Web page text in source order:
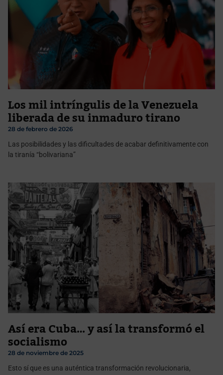
Los mil intríngulis de la Venezuela
liberada de su inmaduro tirano
28 de febrero de 2026
Las posibilidades y las dificultades de acabar definitivamente con
la tiranía “bolivariana”
Así era Cuba… y así la transformó el
socialismo
28 de noviembre de 2025
Esto sí que es una auténtica transformación revolucionaria,